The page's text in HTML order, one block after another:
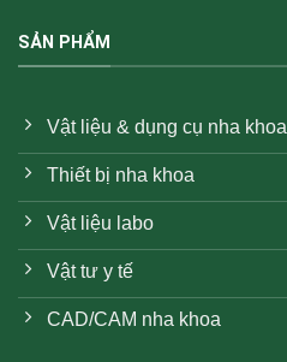
SẢN PHẨM
Vật liệu & dụng cụ nha khoa
Thiết bị nha khoa
Vật liệu labo
Vật tư y tế
CAD/CAM nha khoa